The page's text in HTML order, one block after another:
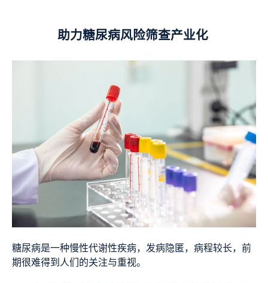
助力糖尿病风险筛查产业化
糖尿病是一种慢性代谢性疾病，发病隐匿，病程较长，前
期很难得到人们的关注与重视。